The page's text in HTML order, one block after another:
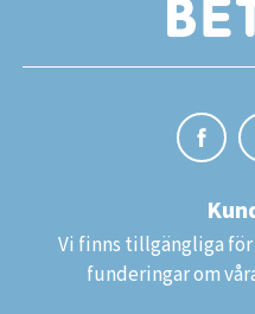
Vi finns tillgängliga
funderingar om